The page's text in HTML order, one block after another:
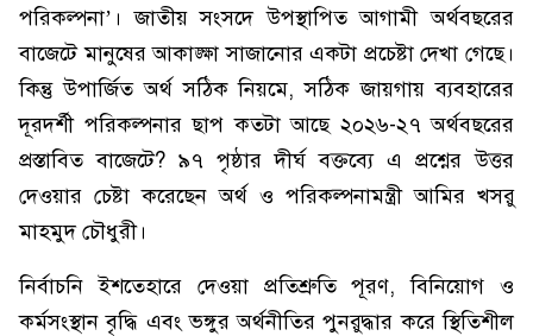
পরিকল্পনা’। জাতীয় সংসদে উপস্থাপিত আগামী অর্থবছরের
বাজেটে মানুষের আকাঙ্ক্ষা সাজানোর একটা প্রচেষ্টা দেখা গেছে।
কিন্তু উপার্জিত অর্থ সঠিক নিয়মে, সঠিক জায়গায় ব্যবহারের
দূরদর্শী পরিকল্পনার ছাপ কতটা আছে ২০২৬-২৭ অর্থবছরের
প্রস্তাবিত বাজেটে? ৯৭ পৃষ্ঠার দীর্ঘ বক্তব্যে এ প্রশ্নের উত্তর
দেওয়ার চেষ্টা করেছেন অর্থ ও পরিকল্পনামন্ত্রী আমির খসরু
মাহমুদ চৌধুরী।
নির্বাচনি ইশতেহারে দেওয়া প্রতিশ্রুতি পূরণ, বিনিয়োগ ও
কর্মসংস্থান বৃদ্ধি এবং ভঙ্গুর অর্থনীতির পুনরুদ্ধার করে স্থিতিশীল